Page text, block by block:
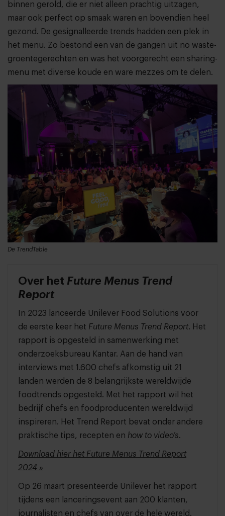
binnen gerold, die er niet alleen prachtig uitzagen,
maar ook perfect op smaak waren en bovendien heel
gezond. De gesignalleerde trends hadden een plek in
het menu. Zo bestond een van de gangen uit no waste-
groentegerechten en was het voorgerecht een sharing-
menu met diverse koude en ware mezzes om te delen.
De TrendTable
Over het Future Menus Trend
Report
In 2023 lanceerde Unilever Food Solutions voor
de eerste keer het Future Menus Trend Report. Het
rapport is opgesteld in samenwerking met
onderzoeksbureau Kantar. Aan de hand van
interviews met 1.600 chefs afkomstig uit 21
landen werden de 8 belangrijkste wereldwijde
foodtrends opgesteld. Met het rapport wil het
bedrijf chefs en foodproducenten wereldwijd
inspireren. Het Trend Report bevat onder andere
praktische tips, recepten en how to video’s.
Download hier het Future Menus Trend Report
2024 »
Op 26 maart presenteerde Unilever het rapport
tijdens een lanceringsevent aan 200 klanten,
journalisten en chefs van over de hele wereld.